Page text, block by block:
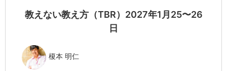
教えない教え方（TBR）2027年1月25〜26
日
榎本 明仁